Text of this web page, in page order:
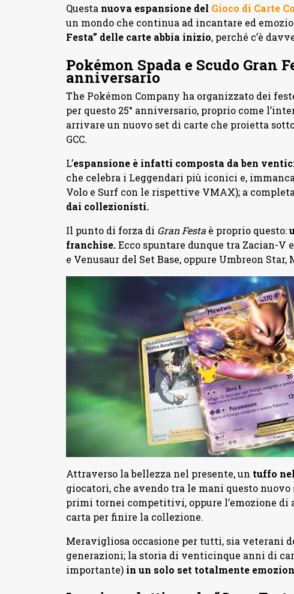
Questa nuova espansione del Gioco di Carte
un mondo che continua ad incantare ed
Festa” delle carte abbia inizio, perché c’è
Pokémon Spada e Scudo Gran
anniversario
The Pokémon Company ha organizzato dei
per questo 25° anniversario, proprio come
arrivare un nuovo set di carte che proietta
GCC.
L’espansione è infatti composta da ben
che celebra i Leggendari più iconici e,
Volo e Surf con le rispettive VMAX); a
dai collezionisti.
Il punto di forza di Gran Festaè proprio questo:
franchise.Ecco spuntare dunque tra Zacian-V
e Venusaur del Set Base, oppure Umbreon
Attraverso la bellezza nel presente, un tuffo
giocatori, che avendo tra le mani questo
primi tornei competitivi, oppure l’emozione di
carta per finire la collezione.
Meravigliosa occasione per tutti, sia veterani
generazioni; la storia di venticinque anni di
importante) in un solo set totalmente